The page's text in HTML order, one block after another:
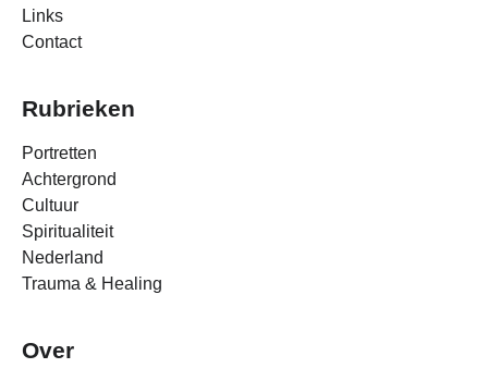
Links
Contact
Rubrieken
Portretten
Achtergrond
Cultuur
Spiritualiteit
Nederland
Trauma & Healing
Over